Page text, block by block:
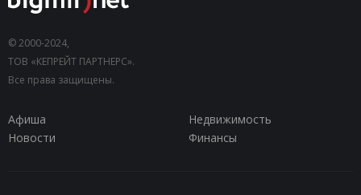
© 2000-2024,
ТОВ «КЕПРЕЙТ ПАРТНЕРС».
Все права защищены.
Афиша
Недвижимость
Новости
Финансы